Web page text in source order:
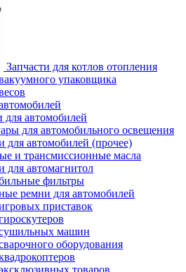
Запчасти для котлов отопления
упаковщика
для автомобилей
для автомобильного освещения
для автомобилей (прочее)
и трансмиссионные масла
для автомагнитол
фильтры
ремни для автомобилей
приставок
сушильных машин
оборудования
товаров